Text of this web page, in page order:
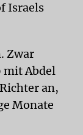
Israels
Zwar
mit Abdel
an,
Monate